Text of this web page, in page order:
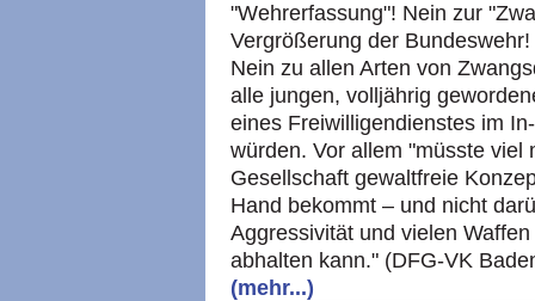
"Wehrerfassung"! Nein zur
Vergrößerung der
Nein zu allen Arten von
alle jungen, volljährig
eines Freiwilligendienstes im
würden. Vor allem "müsste viel
Gesellschaft gewaltfreie
Hand bekommt – und nicht
Aggressivität und vielen
abhalten kann." (DFG-VK
(mehr...)